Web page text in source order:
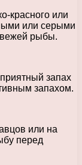
красного или
или серыми
рыбы.
запах
запахом.
или на
перед